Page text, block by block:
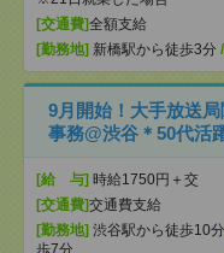
[交通費]全額支給
[勤務地] 新橋駅から徒歩3分 /
9月開始！大手放送
事務@渋谷＊50代活
[給 与] 時給1750円＋交
[交通費]交通費支給
[勤務地] 渋谷駅から徒歩10分
歩7分